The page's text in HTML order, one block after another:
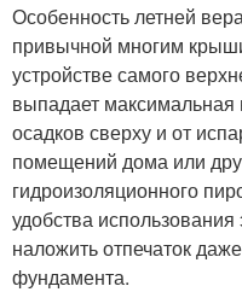
Особенность летней
привычной многим
устройстве самого
выпадает максимальная
осадков сверху и от
помещений дома или
гидроизоляционного
удобства
наложить отпечаток
фундамента.